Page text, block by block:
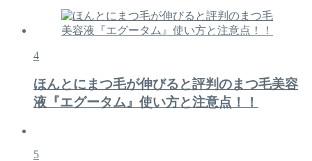
4
ほんとにまつ毛が伸びると評判のまつ毛美容
液『エグータム』使い方と注意点！！
5